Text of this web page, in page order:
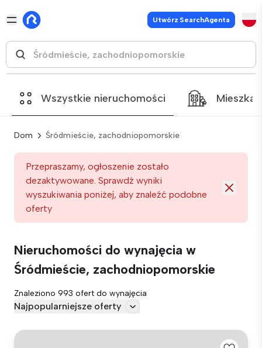
Utwórz SearchAgenta
Wszystkie nieruchomości
Dom Śródmieście, zachodniopomorskie
Przepraszamy, ogłoszenie zostało
dezaktywowane. Sprawdź wyniki
wyszukiwania poniżej, aby znaleźć podobne
oferty
Nieruchomości do wynajęcia w
Śródmieście, zachodniopomorskie
Znaleziono 993 ofert do wynajęcia
Najpopularniejsze oferty